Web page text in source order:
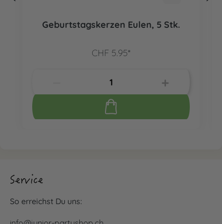
Geburtstagskerzen Eulen, 5 Stk.
CHF 5.95*
Service
So erreichst Du uns: